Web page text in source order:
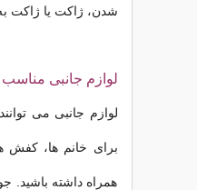
شدن، ژاکت یا ژاکت
لوازم جانبی مناسب
لوازم جانبی می
برای خانم ها، کفش
همراه داشته باشید.